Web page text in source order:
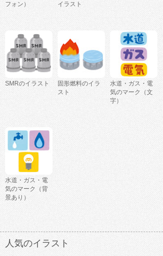
フォン）
イラスト
SMRのイラスト
固形燃料のイラ
スト
水道・ガス・電
気のマーク（文
字）
水道・ガス・電
気のマーク（背
景あり）
人気のイラスト